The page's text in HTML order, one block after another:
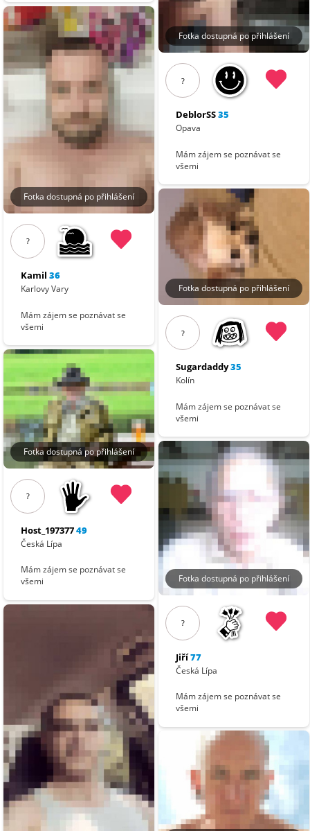
Fotka dostupná po přihlášení
?
Kamil 36
Karlovy Vary
Mám zájem se poznávat se
všemi
Fotka dostupná po přihlášení
?
Host_19737749
Česká Lípa
Mám zájem se poznávat se
všemi
Fotka dostupná po přihlášení
?
DeblorSS35
Opava
Mám zájem se poznávat se
všemi
Fotka dostupná po přihlášení
?
Sugardaddy35
Kolín
Mám zájem se poznávat se
všemi
Fotka dostupná po přihlášení
?
Jiří77
Česká Lípa
Mám zájem se poznávat se
všemi